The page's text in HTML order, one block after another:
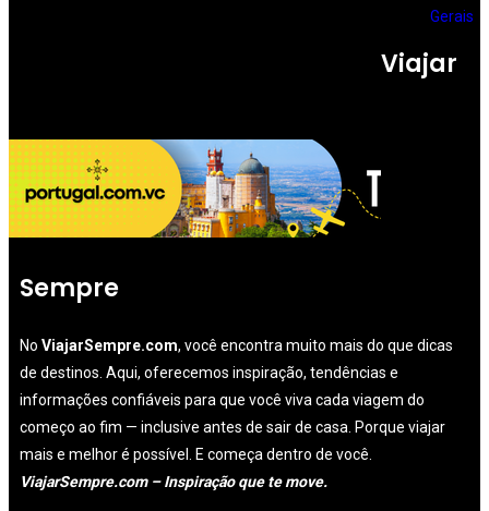
Gerais
Viajar
Sempre
No ViajarSempre.com, você encontra muito mais do que dicas
de destinos. Aqui, oferecemos inspiração, tendências e
informações confiáveis para que você viva cada viagem do
começo ao fim — inclusive antes de sair de casa. Porque viajar
mais e melhor é possível. E começa dentro de você.
ViajarSempre.com – Inspiração que te move.